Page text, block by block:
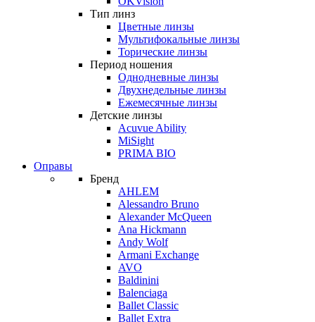
Тип линз
Цветные линзы
Мультифокальные линзы
Торические линзы
Период ношения
Однодневные линзы
Двухнедельные линзы
Ежемесячные линзы
Детские линзы
Acuvue Ability
MiSight
PRIMA BIO
Оправы
Бренд
AHLEM
Alessandro Bruno
Alexander McQueen
Ana Hickmann
Andy Wolf
Armani Exchange
AVO
Baldinini
Balenciaga
Ballet Classic
Ballet Extra